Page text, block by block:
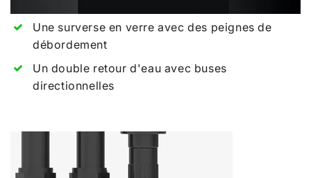
Une surverse en verre avec des peignes de
débordement
Un double retour d'eau avec buses
directionnelles